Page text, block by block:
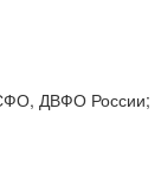
ДВФО России;